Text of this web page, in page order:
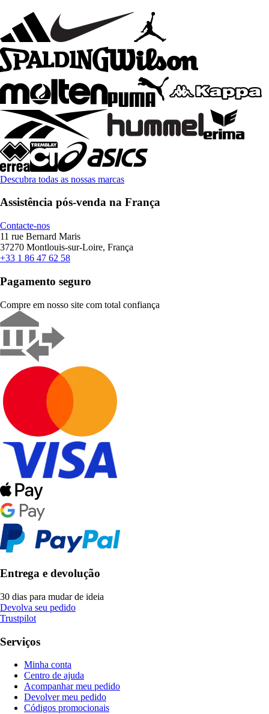
Descubra todas as nossas marcas
Assistência pós-venda na França
Contacte-nos
11 rue Bernard Maris
37270 Montlouis-sur-Loire, França
+33 1 86 47 62 58
Pagamento seguro
Compre em nosso site com total confiança
Entrega e devolução
30 dias para mudar de ideia
Devolva seu pedido
Trustpilot
Serviços
Minha conta
Centro de ajuda
Acompanhar meu pedido
Devolver meu pedido
Códigos promocionais